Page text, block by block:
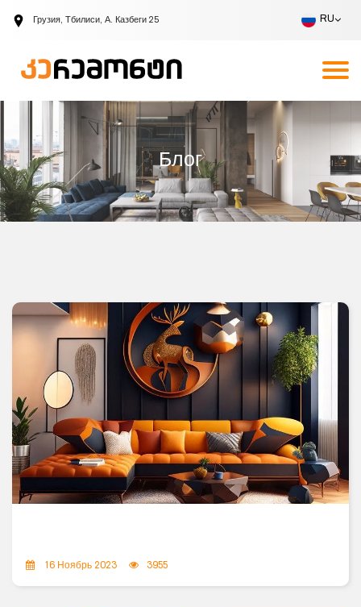
Грузия, Тбилиси, А. Казбеги 25 RU
Запрос вызова RU
Блог
16 Ноябрь 2023 3955